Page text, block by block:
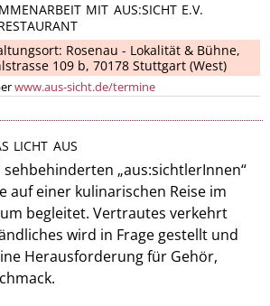
MIT AUS:SICHT E.V.
Rosenau - Lokalität & Bühne,
109 b, 70178 Stuttgart (West)
www.aus-sicht.de/termine
LICHT AUS
„aus:sichtlerInnen“
auf einer kulinarischen Reise im
begleitet. Vertrautes ver­kehrt
wird in Frage gestellt und
Herausforderung für Gehör,